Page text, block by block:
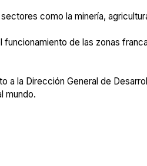
como la minería,
funcionamiento de las zonas
a la Dirección General de
mundo.